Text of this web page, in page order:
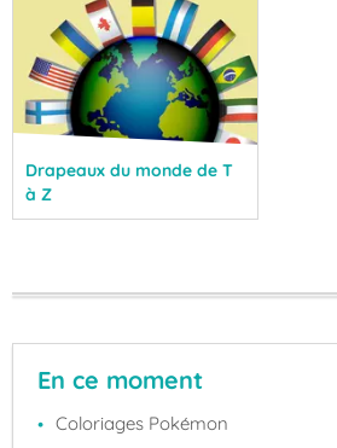
Drapeaux du monde de T
à Z
En ce moment
Coloriages Pokémon